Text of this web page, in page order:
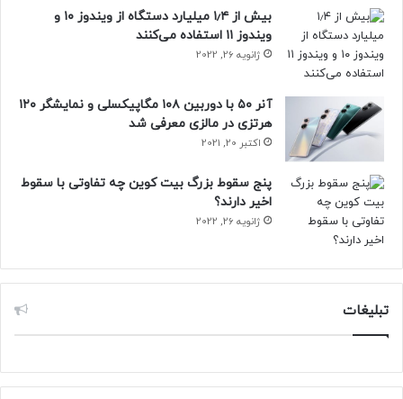
بیش از ۱٫۴ میلیارد دستگاه از ویندوز ۱۰ و
ویندوز ۱۱ استفاده می‌کنند
ژانویه 26, 2022
آنر ۵۰ با دوربین ۱۰۸ مگاپیکسلی و نمایشگر ۱۲۰
هرتزی در مالزی معرفی شد
اکتبر 20, 2021
پنج سقوط بزرگ بیت کوین چه تفاوتی با سقوط
اخیر دارند؟
ژانویه 26, 2022
تبلیغات